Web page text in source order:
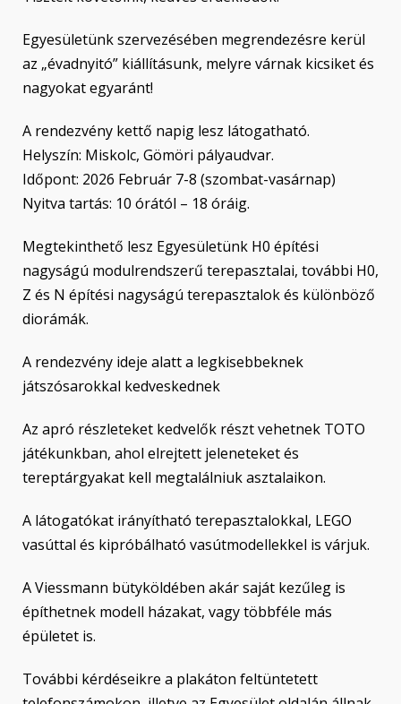
Egyesületünk szervezésében megrendezésre kerül
az „évadnyitó” kiállításunk, melyre várnak kicsiket és
nagyokat egyaránt!
A rendezvény kettő napig lesz látogatható.
Helyszín: Miskolc, Gömöri pályaudvar.
Időpont: 2026 Február 7-8 (szombat-vasárnap)
Nyitva tartás: 10 órától – 18 óráig.
Megtekinthető lesz Egyesületünk H0 építési
nagyságú modulrendszerű terepasztalai, további H0,
Z és N építési nagyságú terepasztalok és különböző
diorámák.
A rendezvény ideje alatt a legkisebbeknek
játszósarokkal kedveskednek
Az apró részleteket kedvelők részt vehetnek TOTO
játékunkban, ahol elrejtett jeleneteket és
tereptárgyakat kell megtalálniuk asztalaikon.
A látogatókat irányítható terepasztalokkal, LEGO
vasúttal és kipróbálható vasútmodellekkel is várjuk.
A Viessmann bütyköldében akár saját kezűleg is
építhetnek modell házakat, vagy többféle más
épületet is.
További kérdéseikre a plakáton feltüntetett